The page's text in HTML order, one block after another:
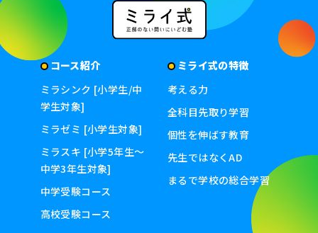
コース紹介
ミラシンク [小学生/中
学生対象]
ミラゼミ [小学生対象]
ミラスキ [小学5年生〜
中学3年生対象]
中学受験コース
高校受験コース
ミライ式の特徴
考える力
全科目先取り学習
個性を伸ばす教育
先生ではなくAD
まるで学校の総合学習